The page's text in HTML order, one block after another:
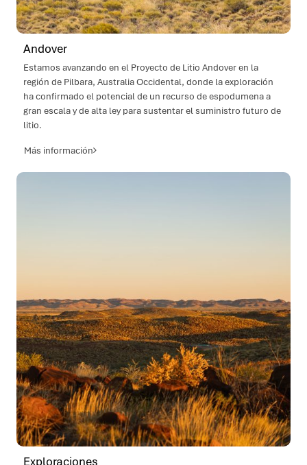
Andover
Estamos avanzando en el Proyecto de Litio Andover en la
región de Pilbara, Australia Occidental, donde la exploración
ha confirmado el potencial de un recurso de espodumena a
gran escala y de alta ley para sustentar el suministro futuro de
litio.
Más información
Exploraciones